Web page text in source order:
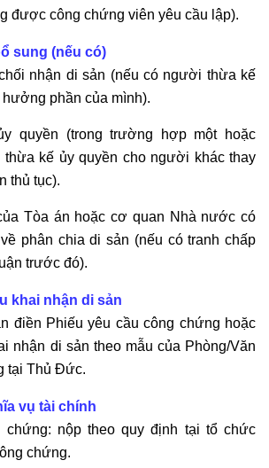
được công chứng viên yêu cầu lập).
sung (nếu có)
nhận di sản (nếu có người thừa kế
hưởng phần của mình).
quyền (trong trường hợp một hoặc
kế ủy quyền cho người khác thay
thủ tục).
Tòa án hoặc cơ quan Nhà nước có
phân chia di sản (nếu có tranh chấp
trước đó).
khai nhận di sản
điền Phiếu yêu cầu công chứng hoặc
nhận di sản theo mẫu của Phòng/Văn
tại Thủ Đức.
vụ tài chính
chứng: nộp theo quy định tại tổ chức
chứng.